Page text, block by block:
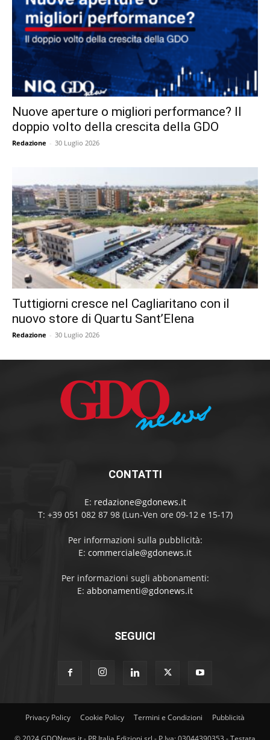
Nuove aperture o migliori performance? Il
doppio volto della crescita della GDO
Redazione - 30 Luglio 2026
Tuttigiorni cresce nel Cagliaritano con il
nuovo store di Quartu Sant’Elena
Redazione - 30 Luglio 2026
CONTATTI
E: redazione@gdonews.it
T: +39 051 082 87 98 (Lun-Ven ore 09-12 e 15-17)
Per informazioni sulla pubblicità:
E: commerciale@gdonews.it
Per informazioni sugli abbonamenti:
E: abbonamenti@gdonews.it
SEGUICI
Privacy Policy Cookie Policy Termini e Condizioni Pubblicità